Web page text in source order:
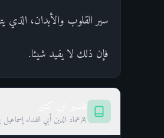
سير القلوب والأبدان، الذي
فإن ذلك لا يفيد شيئا.
عماد الدين أبي الفداء